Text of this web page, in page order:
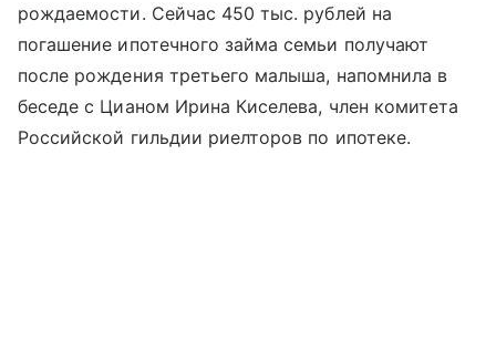
рождаемости. Сейчас 450 тыс. рублей на
погашение ипотечного займа семьи получают
после рождения третьего малыша, напомнила в
беседе с Цианом Ирина Киселева, член комитета
Российской гильдии риелторов по ипотеке.